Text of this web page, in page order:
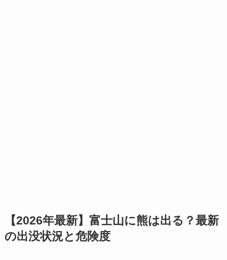
【2026年最新】富士山に熊は出る？最新
の出没状況と危険度